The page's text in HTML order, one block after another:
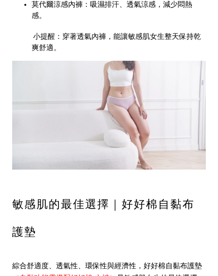
莫代爾涼感內褲 ：吸濕排汗、透氣涼感，減少悶熱
感。
小提醒：穿著透氣內褲，能讓敏感肌女生整天保持乾
爽舒適。
敏感肌的最佳選擇｜好好棉自黏布
護墊
綜合舒適度、透氣性、環保性與經濟性，好好棉自黏布護墊